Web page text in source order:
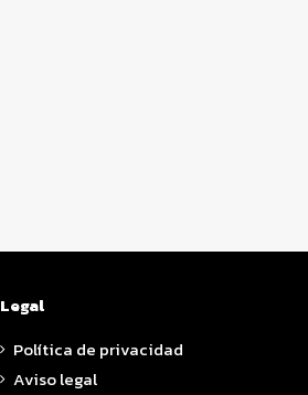
Legal
Política de privacidad
Aviso legal